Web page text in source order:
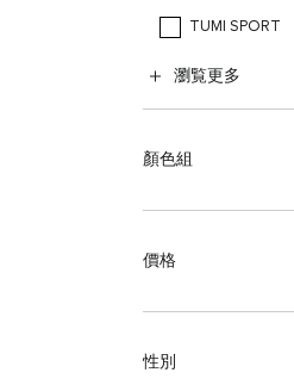
TUMI SPORT
瀏覧更多
顏色組
價格
性別